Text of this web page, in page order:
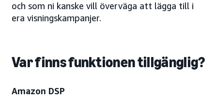
och som ni kanske vill överväga att lägga till i
era visningskampanjer.
Var finns funktionen tillgänglig?
Amazon DSP